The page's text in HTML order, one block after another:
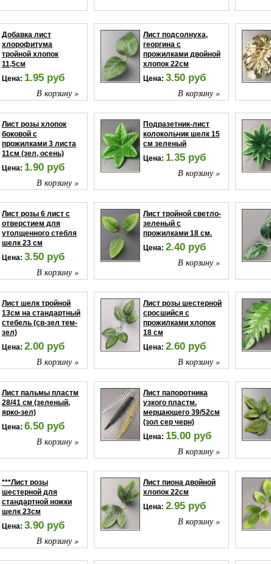
Добавка лист
хлорофитума
тройной хлопок
11,5см
Цена: 1.95 руб
В корзину »
Лист подсолнуха,
георгина с
прожилками двойной
хлопок 22см
Цена: 3.50 руб
В корзину »
Лист розы хлопок
боковой с
прожилками 3 листа
11см (зел, осень)
Цена: 1.90 руб
В корзину »
Подразетник-лист
колокольчик шелк 15
см зеленый
Цена: 1.35 руб
В корзину »
Лист розы 6 лист с
отверстием для
утолщенного стебля
шелк 23 см
Цена: 3.50 руб
В корзину »
Лист тройной светло-
зеленый с
прожилками 18 см.
Цена: 2.40 руб
В корзину »
Лист шелк тройной
13см на стандартный
стебель (св-зел тем-
зел)
Цена: 2.00 руб
В корзину »
Лист розы шестерной
сросшийся с
прожилками хлопок
18 см
Цена: 2.60 руб
В корзину »
Лист пальмы пластм
28/41 см (зеленый,
ярко-зел)
Цена: 6.50 руб
В корзину »
Лист папоротника
узкого пластм.
мерцающего 39/52см
(зол сер черн)
Цена: 15.00 руб
В корзину »
***Лист розы
шестерной для
стандартной ножки
шелк 23см
Цена: 3.90 руб
В корзину »
Лист пиона двойной
хлопок 22см
Цена: 2.95 руб
В корзину »